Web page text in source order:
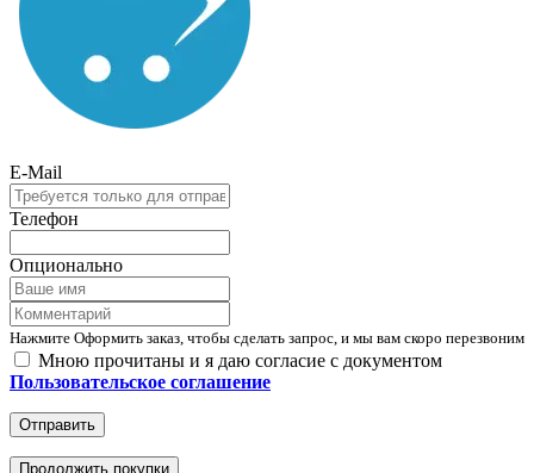
E-Mail
Телефон
Опционально
Нажмите Оформить заказ, чтобы сделать запрос, и мы вам скоро перезвоним
Мною прочитаны и я даю согласие с документом
Пользовательское соглашение
Отправить
Продолжить покупки